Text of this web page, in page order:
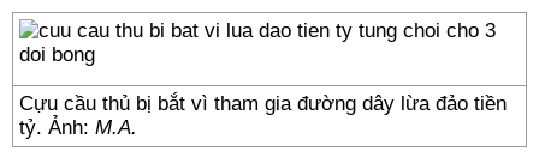
Cựu cầu thủ bị bắt vì tham gia đường dây lừa đảo tiền
tỷ. Ảnh: M.A.